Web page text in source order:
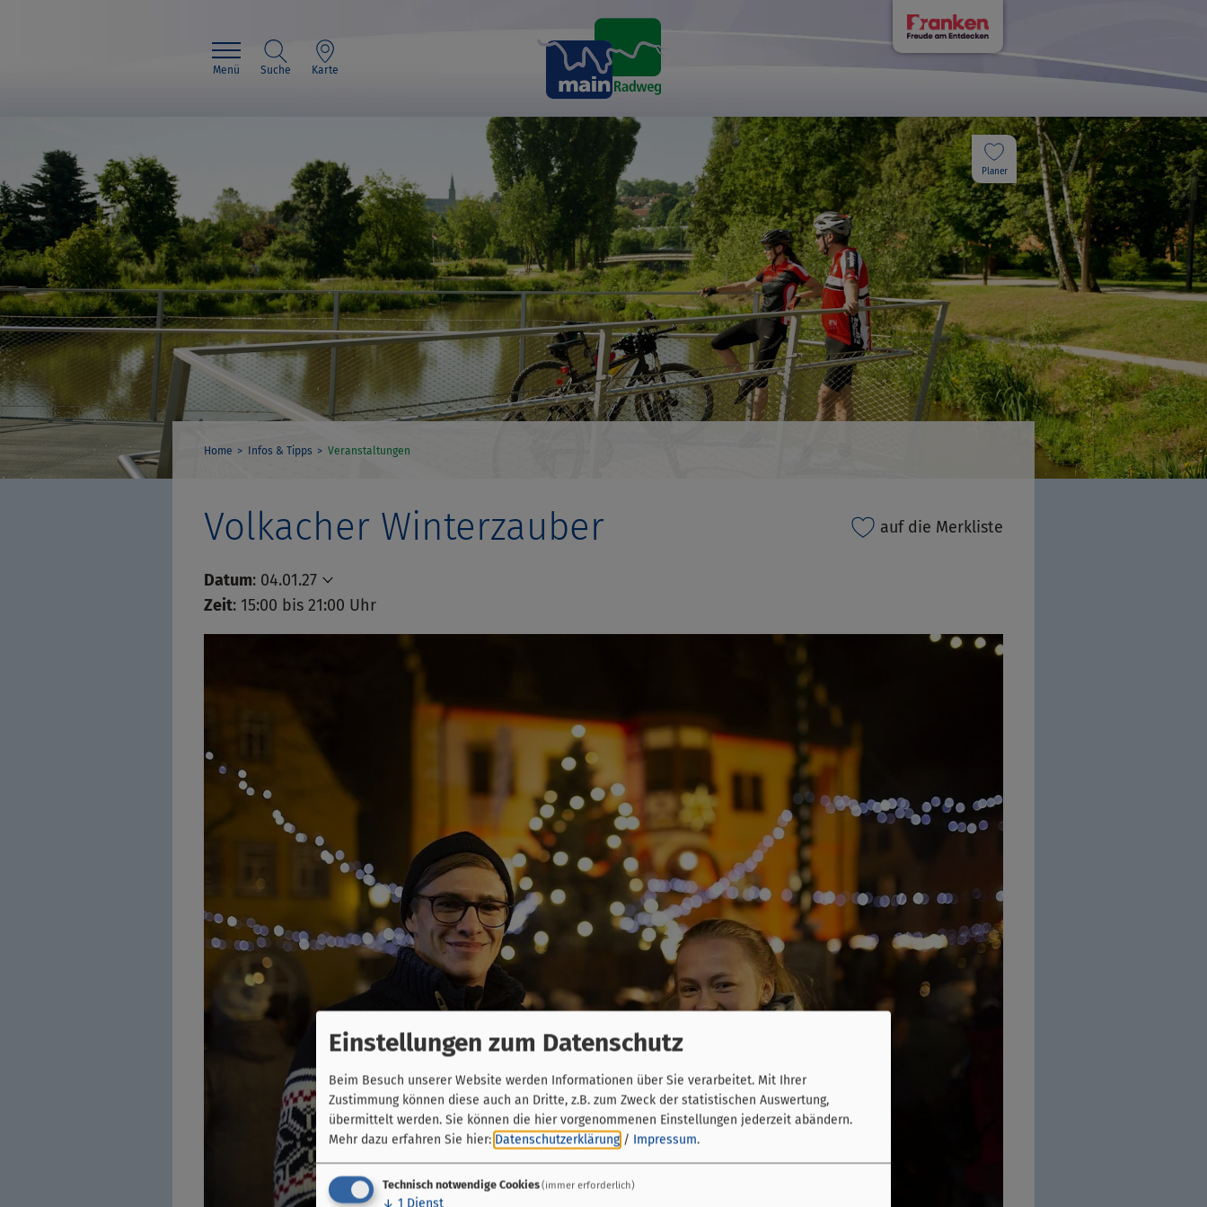
Menü Suche Karte
Planer
Home Infos & Tipps Veranstaltungen
auf die Merkliste
Volkacher Winterzauber
Datum: 04.01.27
Zeit: 15:00 bis 21:00 Uhr
Einstellungen zum Datenschutz
Beim Besuch unserer Website werden Informationen über Sie verarbeitet. Mit Ihrer
Zustimmung können diese auch an Dritte, z.B. zum Zweck der statistischen Auswertung,
übermittelt werden. Sie können die hier vorgenommenen Einstellungen jederzeit abändern.
Mehr dazu erfahren Sie hier: Datenschutzerklärung / Impressum.
Technisch notwendige Cookies(immer erforderlich)
↓ 1 Dienst